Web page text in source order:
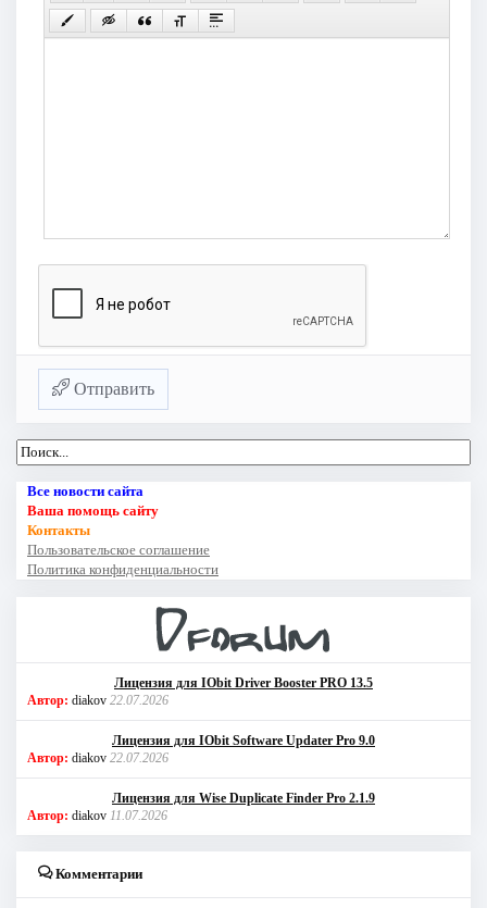
Отправить
Все новости сайта
Ваша помощь сайту
Контакты
Пользовательское соглашение
Политика конфиденциальности
Лицензия для IObit Driver Booster PRO 13.5
Автор: diakov 22.07.2026
Лицензия для IObit Software Updater Pro 9.0
Автор: diakov 22.07.2026
Лицензия для Wise Duplicate Finder Pro 2.1.9
Автор: diakov 11.07.2026
Комментарии